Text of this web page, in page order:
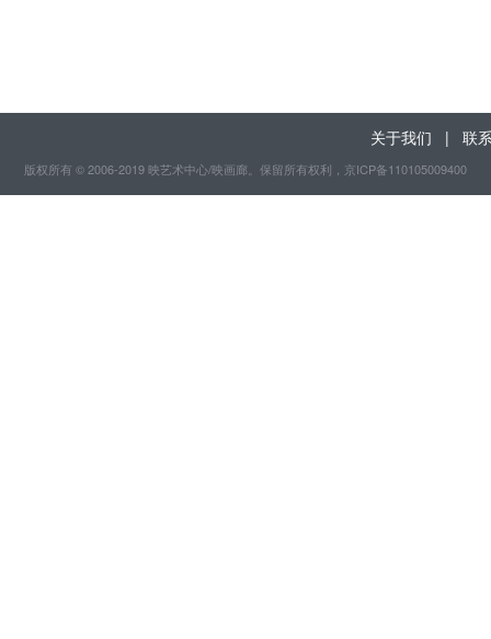
关于我们 | 联
版权所有 © 2006-2019 映艺术中心/映画廊。保留所有权利 ，京ICP备110105009400